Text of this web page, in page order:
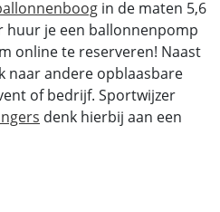
in de maten 5,6
huur je een ballonnenpomp
online te reserveren! Naast
naar andere opblaasbare
of bedrijf. Sportwijzer
denk hierbij aan een